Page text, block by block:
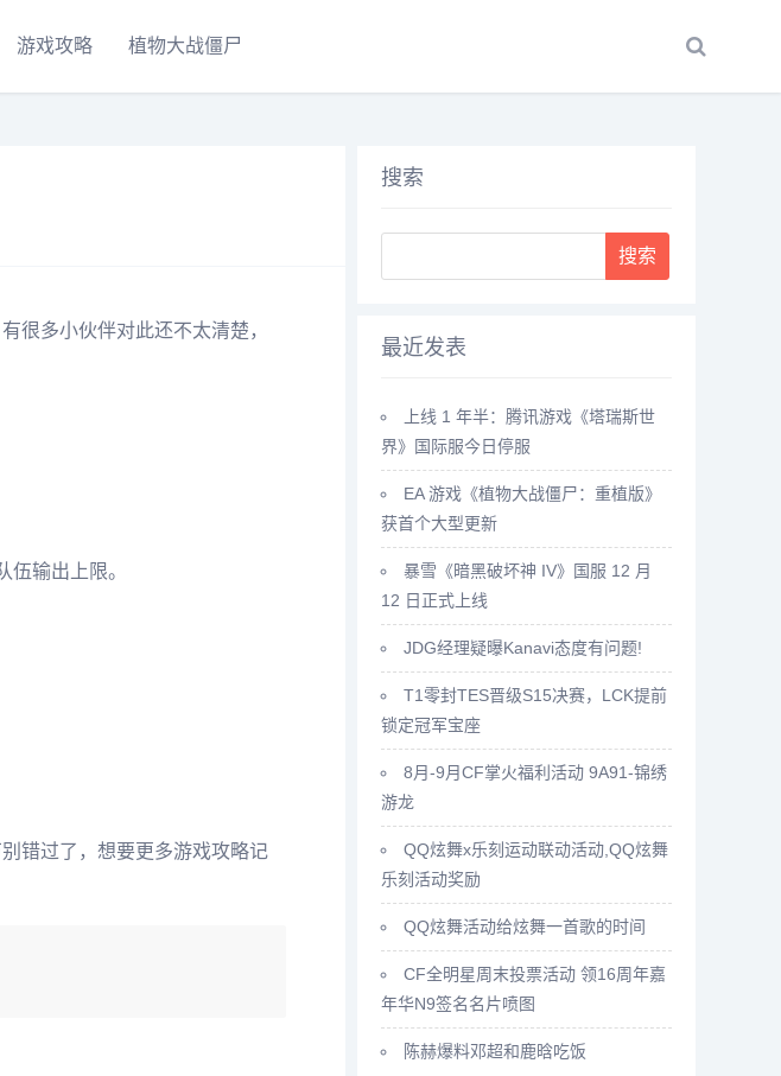
游戏攻略 植物大战僵尸
很多小伙伴对此还不太清楚，
输出上限。
错过了，想要更多游戏攻略记
搜索
最近发表
上线 1 年半：腾讯游戏《塔瑞斯世
界》国际服今日停服
EA 游戏《植物大战僵尸：重植版》
获首个大型更新
暴雪《暗黑破坏神 IV》国服 12 月
12 日正式上线
JDG经理疑曝Kanavi态度有问题!
T1零封TES晋级S15决赛，LCK提前
锁定冠军宝座
8月-9月CF掌火福利活动 9A91-锦绣
游龙
QQ炫舞x乐刻运动联动活动,QQ炫舞
乐刻活动奖励
QQ炫舞活动给炫舞一首歌的时间
CF全明星周末投票活动 领16周年嘉
年华N9签名名片喷图
陈赫爆料邓超和鹿晗吃饭